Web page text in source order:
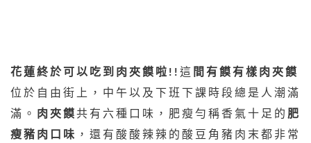
花蓮終於可以吃到肉夾饃啦!! 這 間有饃有樣肉夾饃
位於自由街上，中午以及下班下課時段總是人潮滿
滿。
肉夾饃共有六種口味，肥瘦勻稱香氣十足的 肥
瘦豬肉口味 ，還有酸酸辣辣的酸豆角豬肉末都非常